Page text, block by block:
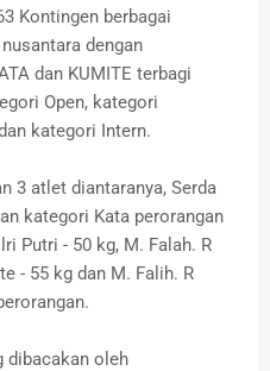
Kontingen berbagai
dengan
dan KUMITE terbagi
Open, kategori
kategori Intern.
3 atlet diantaranya, Serda
kategori Kata perorangan
Putri - 50 kg, M. Falah. R
- 55 kg dan M. Falih. R
dibacakan oleh